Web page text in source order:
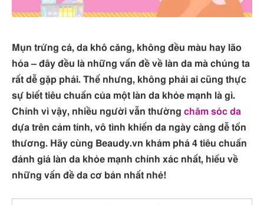
Mụn trứng cá, da khô căng, không đều màu hay lão
hóa – đây đều là những vấn đề về làn da mà chúng ta
rất dễ gặp phải. Thế nhưng, không phải ai cũng thực
sự biết tiêu chuẩn của một làn da khỏe mạnh là gì.
Chính vì vậy, nhiều người vẫn thường chăm sóc da
dựa trên cảm tính, vô tình khiến da ngày càng dễ tổn
thương. Hãy cùng Beaudy.vn khám phá 4 tiêu chuẩn
đánh giá làn da khỏe mạnh chính xác nhất, hiểu về
những vấn đề da cơ bản nhất nhé!